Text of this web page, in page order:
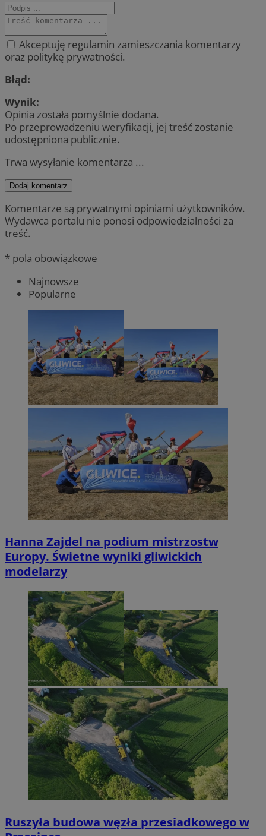
Akceptuję regulamin zamieszczania komentarzy
oraz politykę prywatności.
Błąd:
Wynik:
Opinia została pomyślnie dodana.
Po przeprowadzeniu weryfikacji, jej treść zostanie
udostępniona publicznie.
Trwa wysyłanie komentarza ...
Dodaj komentarz
Komentarze są prywatnymi opiniami użytkowników.
Wydawca portalu nie ponosi odpowiedzialności za
treść.
* pola obowiązkowe
Najnowsze
Popularne
Hanna Zajdel na podium mistrzostw
Europy. Świetne wyniki gliwickich
modelarzy
Ruszyła budowa węzła przesiadkowego w